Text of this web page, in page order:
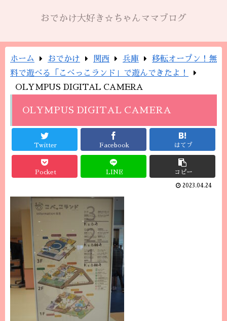
おでかけ大好き☆ちゃんママブログ
ホーム おでかけ 関西 兵庫
移転オープン！無
料で遊べる「こべっこランド」で遊んできたよ！
OLYMPUS DIGITAL CAMERA
OLYMPUS DIGITAL CAMERA
Twitter Facebook はてブ
Pocket LINE コピー
2023.04.24